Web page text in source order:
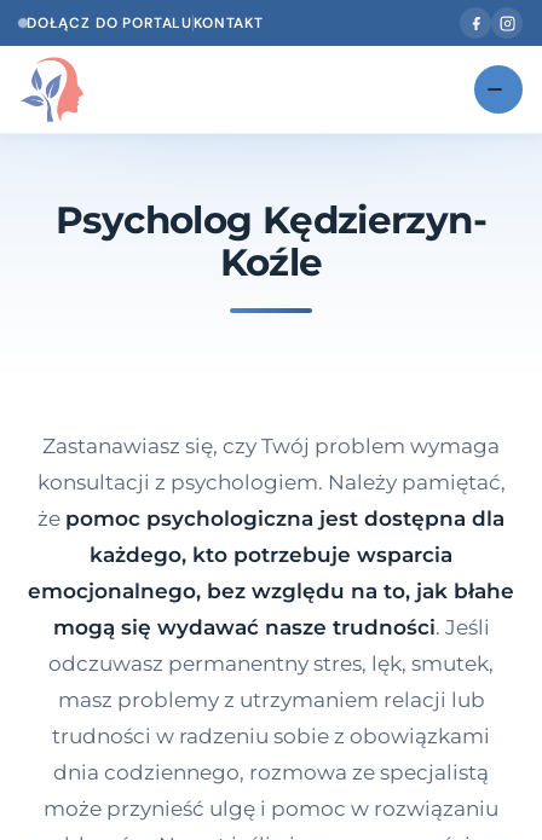
DOŁĄCZ DO PORTALUKONTAKT
GabinetyNOWOŚĆ
Dawka wiedzy
Dla specjalistów
Kontakt
Dołącz do portalu
Psycholog Kędzierzyn-
Koźle
Zastanawiasz się, czy Twój problem wymaga
konsultacji z psychologiem. Należy pamiętać,
że pomoc psychologiczna jest dostępna dla
każdego, kto potrzebuje wsparcia
emocjonalnego, bez względu na to, jak błahe
mogą się wydawać nasze trudności. Jeśli
odczuwasz permanentny stres, lęk, smutek,
masz problemy z utrzymaniem relacji lub
trudności w radzeniu sobie z obowiązkami
dnia codziennego, rozmowa ze specjalistą
może przynieść ulgę i pomoc w rozwiązaniu